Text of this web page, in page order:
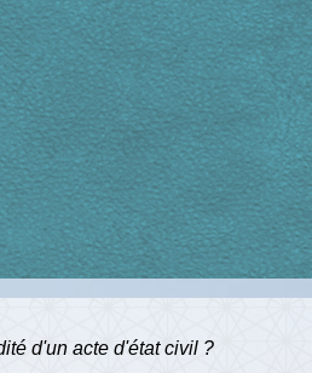
d'un acte d'état civil ?